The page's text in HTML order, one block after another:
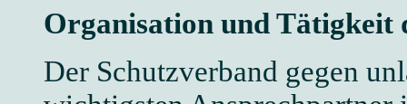
Organisation und Tätigkeit
Der Schutzverband gegen